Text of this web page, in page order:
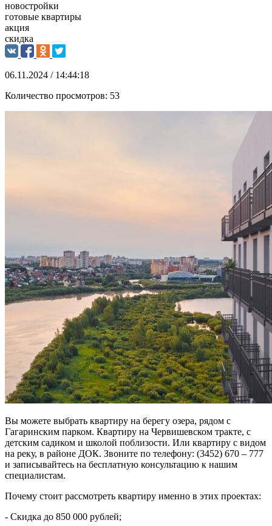
новостройки
готовые квартиры
акция
скидка
06.11.2024 / 14:44:18
Количество просмотров: 53
Вы можете выбрать квартиру на берегу озера, рядом с
Гагаринским парком. Квартиру на Червишевском тракте, с
детским садиком и школой поблизости. Или квартиру с видом
на реку, в районе ДОК. Звоните по телефону: (3452) 670 – 777
и записывайтесь на бесплатную консультацию к нашим
специалистам.
Почему стоит рассмотреть квартиру именно в этих проектах:
- Скидка до 850 000 рублей;